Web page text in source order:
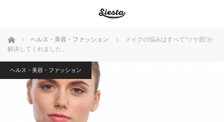
ホーム ヘルス・美容・ファッション
メイクの悩みはすべて“ツヤ肌”が
解決してくれました。
ヘルス・美容・ファッション